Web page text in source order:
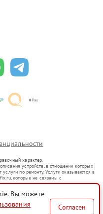
характер.
устройств, в отношении которых
по ремонту. Услуги оказываются в
которые не связаны с
представителями.
в гражданский оборот в соответствии
индивидуализации услуг или введения
о предоставляемых услугах по
Вы можете
Согласен